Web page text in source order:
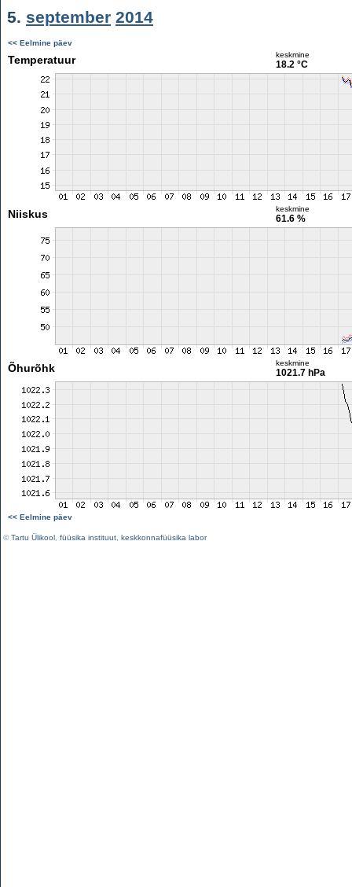
5. september 2014
<< Eelmine päev
Temperatuur keskmine
18.2 °C
Niiskus keskmine
61.6 %
Õhurõhk keskmine
1021.7 hPa
<< Eelmine päev
©Tartu Ülikool füüsika instituut keskkonnafüüsika labor